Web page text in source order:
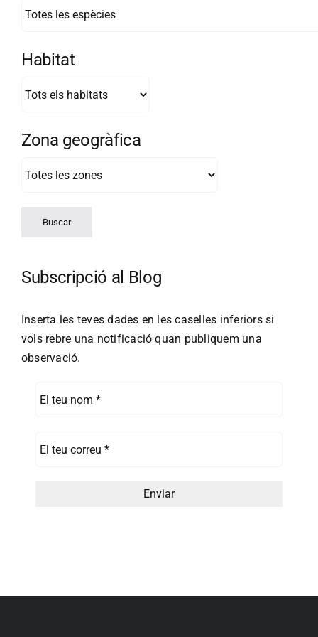
Habitat
Zona geogràfica
Subscripció al Blog
Inserta les teves dades en les caselles inferiors si
vols rebre una notificació quan publiquem una
observació.